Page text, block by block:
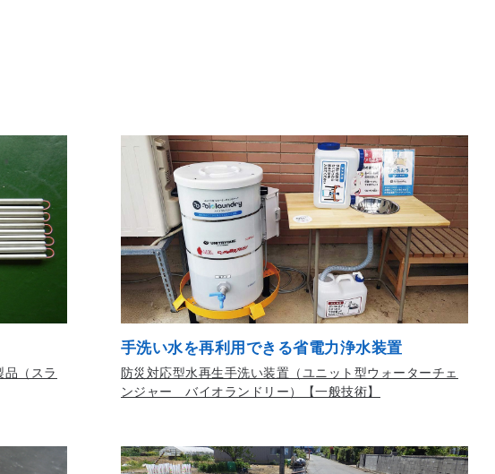
（スラ
手洗い水を再利用できる省電力浄水装置
防災対応型水再生手洗い装置（ユニット型ウォーターチェ
ンジャー バイオランドリー）【一般技術】